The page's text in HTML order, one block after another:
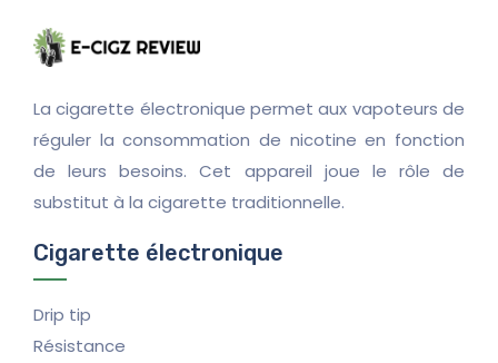
La cigarette électronique permet aux vapoteurs de
réguler la consommation de nicotine en fonction
de leurs besoins. Cet appareil joue le rôle de
substitut à la cigarette traditionnelle.
Cigarette électronique
Drip tip
Résistance